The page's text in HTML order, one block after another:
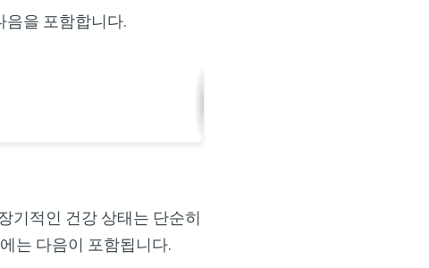
음을 포함합니다.
기적인 건강 상태는 단순히
는 다음이 포함됩니다.